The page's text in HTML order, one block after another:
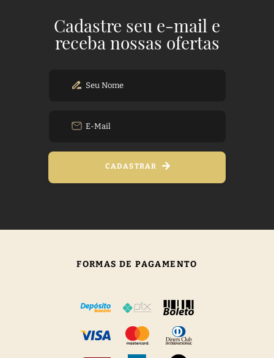
Cadastre seu e-mail e
receba nossas ofertas
CADASTRAR
FORMAS DE PAGAMENTO